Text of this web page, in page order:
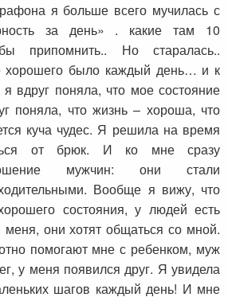
я больше всего мучилась с
за день» . какие там 10
припомнить.. Но старалась..
хорошего было каждый день… и к
вдруг поняла, что мое состояние
поняла, что жизнь – хороша, что
куча чудес. Я решила на время
от брюк. И ко мне сразу
мужчин: они стали
Вообще я вижу, что
состояния, у людей есть
они хотят общаться со мной.
помогают мне с ребенком, муж
у меня появился друг. Я увидела
шагов каждый день! И мне